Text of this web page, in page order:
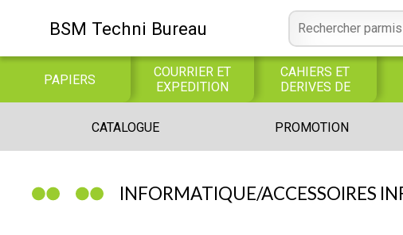
BSM Techni Bureau
PAPIERS
COURRIER ET
EXPEDITION
CAHIERS ET
DERIVES DE
PAPIER
BUREAUTIQUE INFORMATIQUE
INFORMATIQUES
CATALOGUE PROMOTION
INFORMATIQUE/ACCESSOIRES